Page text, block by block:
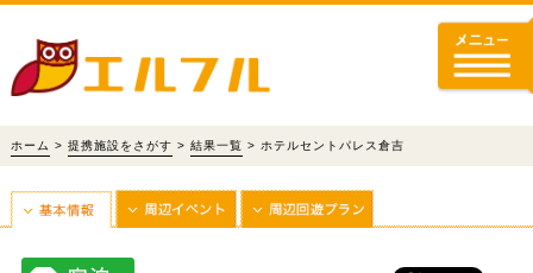
ホーム > 提携施設をさがす > 結果一覧 > ホテルセントパレス倉吉